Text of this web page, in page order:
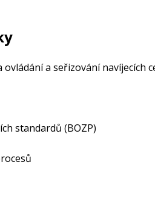
a seřizování navíjecích
standardů (BOZP)